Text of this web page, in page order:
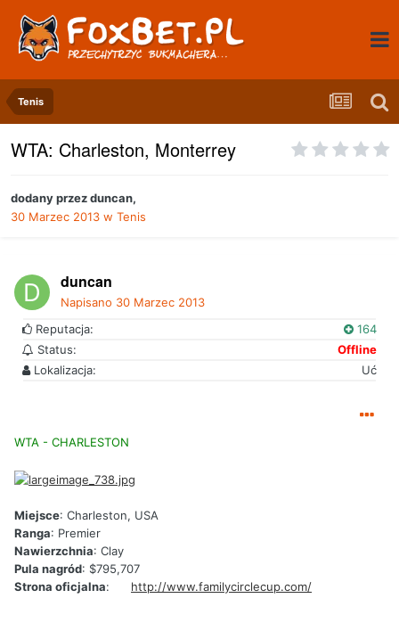
Tenis
WTA: Charleston, Monterrey
dodany przezduncan,
30 Marzec 2013 w Tenis
duncan
Napisano 30 Marzec 2013
Reputacja:
164
Status:
Offline
Lokalizacja:
Uć
WTA - CHARLESTON
Miejsce: Charleston, USA
Ranga: Premier
Nawierzchnia: Clay
Pula nagród: $795,707
Strona oficjalna: http://www.familycirclecup.com/